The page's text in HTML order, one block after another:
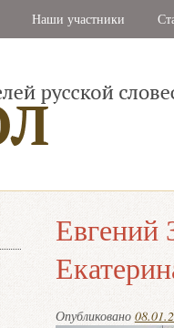
Наши участники
Евгений
Опубликовано